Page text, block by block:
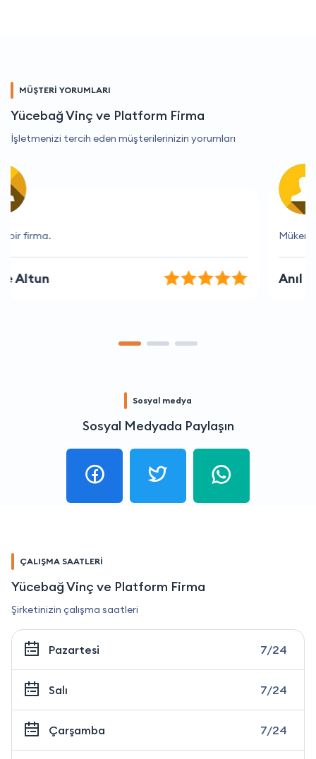
MÜŞTERİ YORUMLARI
Yücebağ Vinç ve Platform Firma
İşletmenizi tercih eden müşterilerinizin yorumları
Mükemmel hizmet, çok yardımcı oldular.
Anıl Uysal
Sosyal medya
Sosyal Medyada Paylaşın
ÇALIŞMA SAATLERİ
Yücebağ Vinç ve Platform Firma
Şirketinizin çalışma saatleri
Pazartesi 7/24
Salı 7/24
Çarşamba 7/24